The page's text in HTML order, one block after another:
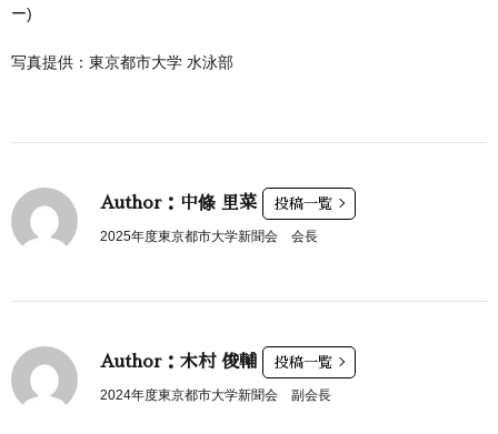
ー)
写真提供：東京都市大学 水泳部
Author：中條 里菜 投稿一覧
2025年度東京都市大学新聞会 会長
Author：木村 俊輔 投稿一覧
2024年度東京都市大学新聞会 副会長